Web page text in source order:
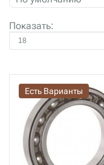
Показать:
Есть Варианты